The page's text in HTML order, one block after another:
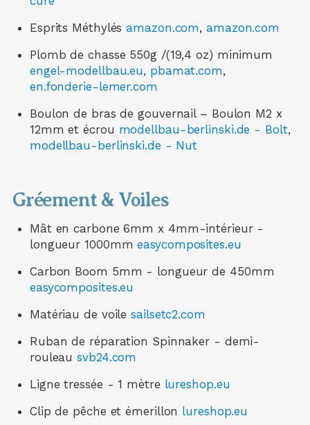
Esprits Méthylés amazon.com,amazon.com
Plomb de chasse 550g /(19,4 oz) minimum
engel-modellbau.eu, pbamat.com,
en.fonderie-lemer.com
Boulon de bras de gouvernail – Boulon M2 x
12mm et écrou modellbau-berlinski.de - Bolt,
modellbau-berlinski.de - Nut
Gréement & Voiles
Mât en carbone 6mm x 4mm-intérieur -
longueur 1000mm easycomposites.eu
Carbon Boom 5mm - longueur de 450mm
easycomposites.eu
Matériau de voile sailsetc2.com
Ruban de réparation Spinnaker - demi-
rouleau svb24.com
Ligne tressée - 1 mètre lureshop.eu
Clip de pêche et émerillon lureshop.eu